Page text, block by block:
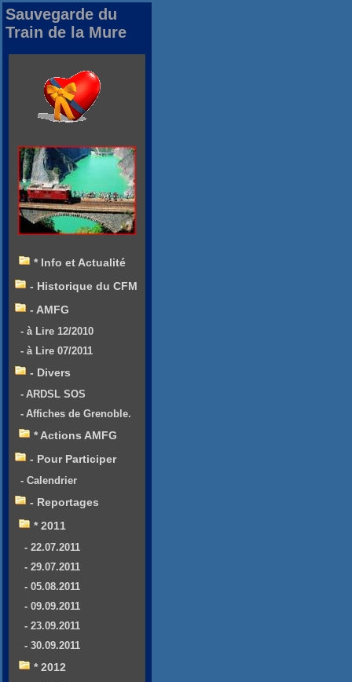
Sauvegarde du
Train de la Mure
* Info et Actualité
- Historique du CFM
- AMFG
- à Lire 12/2010
- à Lire 07/2011
- Divers
- ARDSL SOS
- Affiches de Grenoble.
* Actions AMFG
- Pour Participer
- Calendrier
- Reportages
* 2011
- 22.07.2011
- 29.07.2011
- 05.08.2011
- 09.09.2011
- 23.09.2011
- 30.09.2011
* 2012